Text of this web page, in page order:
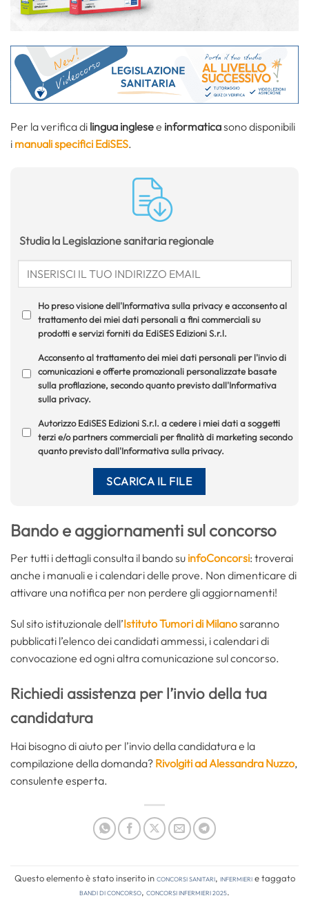
Per la verifica di lingua inglesee informaticasono disponibili
i manuali specifici EdiSES.
Studia la Legislazione sanitaria regionale
Ho preso visione dell'Informativa sulla privacy e acconsento al
trattamento dei miei dati personali a fini commerciali su
prodotti e servizi forniti da EdiSES Edizioni S.r.l.
Acconsento al trattamento dei miei dati personali per l'invio di
comunicazioni e offerte promozionali personalizzate basate
sulla profilazione, secondo quanto previsto dall'Informativa
sulla privacy.
Autorizzo EdiSES Edizioni S.r.l. a cedere i miei dati a soggetti
terzi e/o partners commerciali per finalità di marketing secondo
quanto previsto dall'Informativa sulla privacy.
Bando e aggiornamenti sul concorso
Per tutti i dettagli consulta il bando su infoConcorsi: troverai
anche i manuali e i calendari delle prove. Non dimenticare di
attivare una notifica per non perdere gli aggiornamenti!
Sul sito istituzionale dell’Istituto Tumori di Milanosaranno
pubblicati l’elenco dei candidati ammessi, i calendari di
convocazione ed ogni altra comunicazione sul concorso.
Richiedi assistenza per l’invio della tua
candidatura
Hai bisogno di aiuto per l’invio della candidatura e la
compilazione della domanda? Rivolgiti ad Alessandra Nuzzo,
consulente esperta.
Questo elemento è stato inserito inConcorsi Sanitari, Infermierie taggato
bandi di concorso, concorsi infermieri 2025.